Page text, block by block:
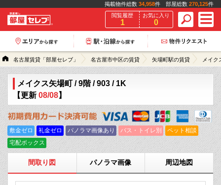
掲載物件総数 34,958件 部屋総数 270,125件
閲覧履歴
1
お気に入り
0
名古屋賃貸「部屋セレブ」 名古屋市中区の賃貸 矢場町駅の賃貸 メイク
メイクス矢場町 / 9階 / 903 / 1K
【更新 08/08】
敷金ゼロ 礼金ゼロ パノラマ画像あり バス・トイレ別
ペット相談
宅配ボックス
間取り図 パノラマ画像 周辺地図